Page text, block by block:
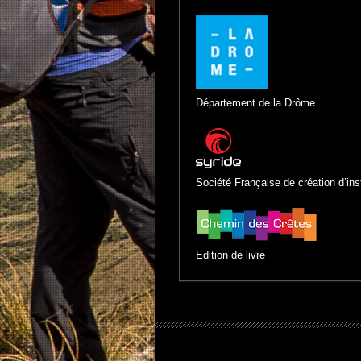
Département de la Drôme
Société Française de création
Edition de livre